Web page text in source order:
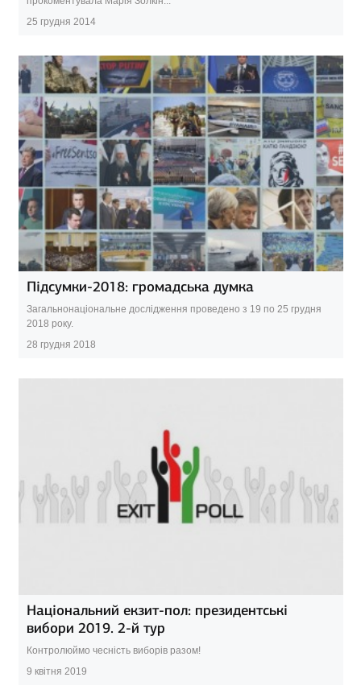
25 грудня 2014
Підсумки-2018: громадська думка
Загальнонаціональне дослідження проведено з 19 по 25 грудня
2018 року.
28 грудня 2018
Національний екзит-пол: президентські
вибори 2019. 2-й тур
Контролюймо чесність виборів разом!
9 квітня 2019